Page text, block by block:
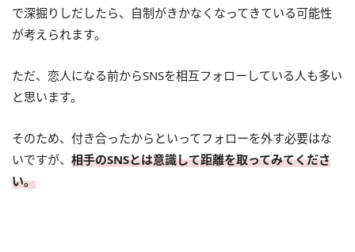
で深掘りしだしたら、自制がきかなくなってきている可能性
が考えられます。
ただ、恋人になる前からSNSを相互フォローしている人も多い
と思います。
そのため、付き合ったからといってフォローを外す必要はな
いですが、 相手のSNSとは意識して距離を取ってみてくださ
い。